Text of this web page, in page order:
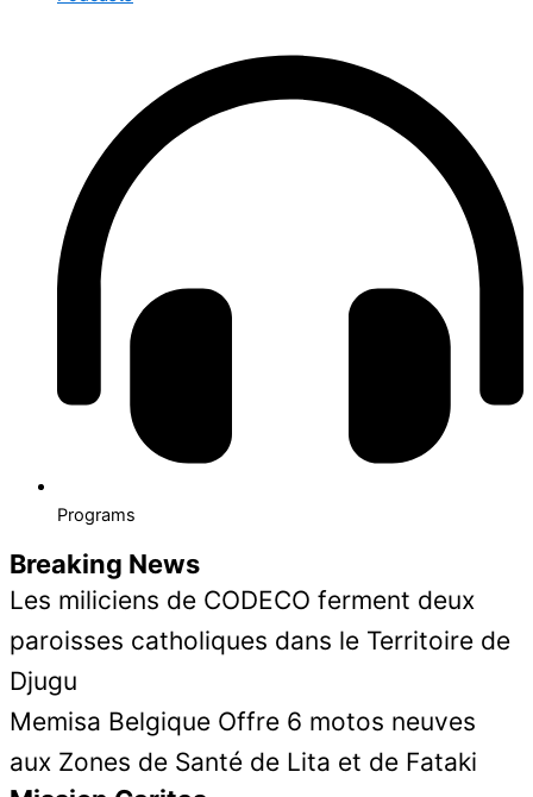
Programs
Breaking News
Les miliciens de CODECO ferment deux
paroisses catholiques dans le Territoire de
Djugu
Memisa Belgique Offre 6 motos neuves
aux Zones de Santé de Lita et de Fataki